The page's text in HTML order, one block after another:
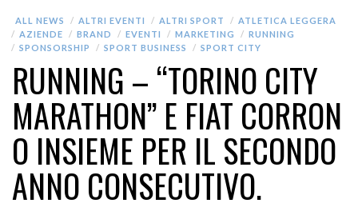
ALL NEWS ALTRI EVENTI ALTRI SPORT
ATLETICA LEGGERA
AZIENDE
BRAND EVENTI MARKETING
RUNNING
SPONSORSHIP
SPORT BUSINESS SPORT CITY
RUNNING – “TORINO CITY
MARATHON” E FIAT CORRON
O INSIEME PER IL SECONDO
ANNO CONSECUTIVO.